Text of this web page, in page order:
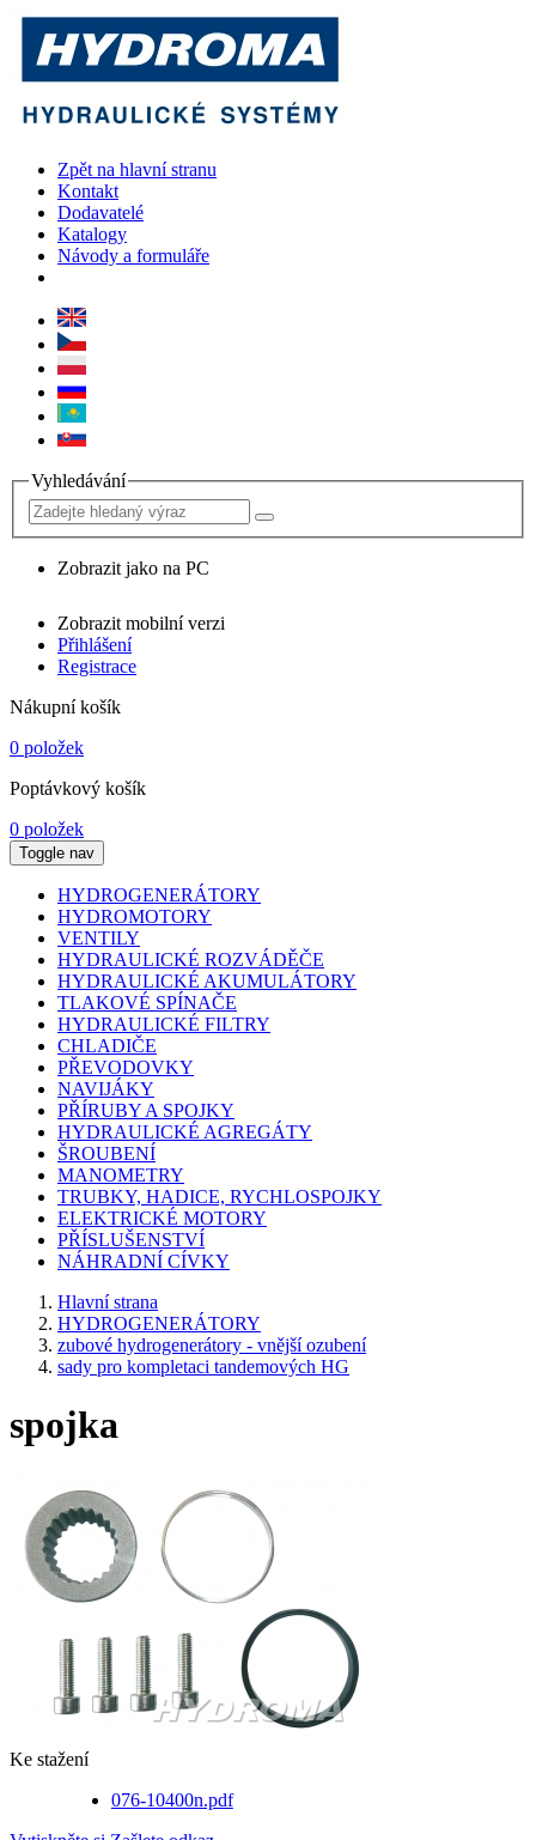
Zpět na hlavní stranu
Kontakt
Dodavatelé
Katalogy
Návody a formuláře
Vyhledávání
Zobrazit jako na PC
Zobrazit mobilní verzi
Přihlášení
Registrace
Nákupní košík
0 položek
Poptávkový košík
0 položek
Toggle nav
HYDROGENERÁTORY
HYDROMOTORY
VENTILY
HYDRAULICKÉ ROZVÁDĚČE
HYDRAULICKÉ AKUMULÁTORY
TLAKOVÉ SPÍNAČE
HYDRAULICKÉ FILTRY
CHLADIČE
PŘEVODOVKY
NAVIJÁKY
PŘÍRUBY A SPOJKY
HYDRAULICKÉ AGREGÁTY
ŠROUBENÍ
MANOMETRY
TRUBKY, HADICE, RYCHLOSPOJKY
ELEKTRICKÉ MOTORY
PŘÍSLUŠENSTVÍ
NÁHRADNÍ CÍVKY
Hlavní strana
HYDROGENERÁTORY
zubové hydrogenerátory - vnější ozubení
sady pro kompletaci tandemových HG
spojka
Ke stažení
076-10400n.pdf